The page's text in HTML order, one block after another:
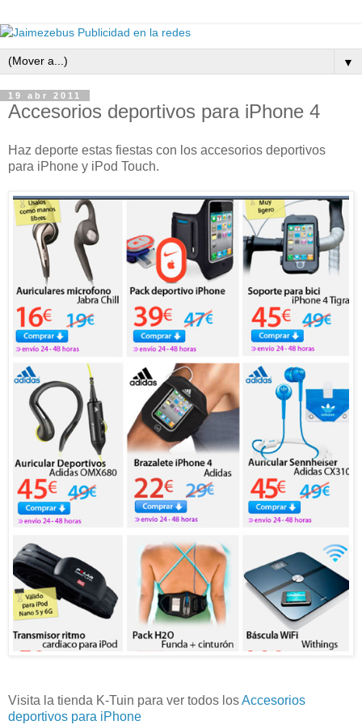
▼
19 abr 2011
Accesorios deportivos para iPhone 4
Haz deporte estas fiestas con los accesorios deportivos
para iPhone y iPod Touch.
Visita la tienda K-Tuin para ver todos losAccesorios
deportivos para iPhone